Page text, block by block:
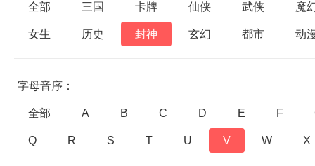
全部 三国 卡牌 仙侠 武侠 魔
女生 历史 封神 玄幻 都市 动
字母音序：
全部 A B C D E F
Q R S T U V W X